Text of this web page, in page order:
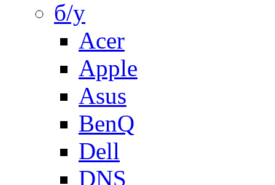
б/у
Acer
Apple
Asus
BenQ
Dell
DNS